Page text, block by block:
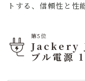
トする、信頼性と性
第5位
Jackery
ブル電源